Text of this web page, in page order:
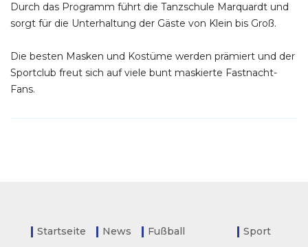
Durch das Programm führt die Tanzschule Marquardt und
sorgt für die Unterhaltung der Gäste von Klein bis Groß.
Die besten Masken und Kostüme werden prämiert und der
Sportclub freut sich auf viele bunt maskierte Fastnacht-
Fans.
Startseite News Fußball Sport